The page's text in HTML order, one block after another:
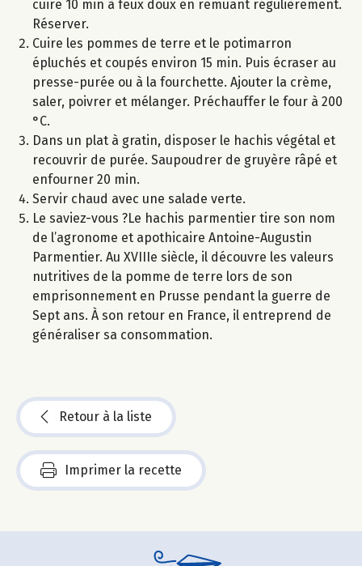
cuire 10 min à feux doux en remuant régulièrement.
Réserver.
Cuire les pommes de terre et le potimarron
épluchés et coupés environ 15 min. Puis écraser au
presse-purée ou à la fourchette. Ajouter la crème,
saler, poivrer et mélanger. Préchauffer le four à 200
°C.
Dans un plat à gratin, disposer le hachis végétal et
recouvrir de purée. Saupoudrer de gruyère râpé et
enfourner 20 min.
Servir chaud avec une salade verte.
Le saviez-vous ?Le hachis parmentier tire son nom
de l’agronome et apothicaire Antoine-Augustin
Parmentier. Au XVIIIe siècle, il découvre les valeurs
nutritives de la pomme de terre lors de son
emprisonnement en Prusse pendant la guerre de
Sept ans. À son retour en France, il entreprend de
généraliser sa consommation.
Retour à la liste
Imprimer la recette